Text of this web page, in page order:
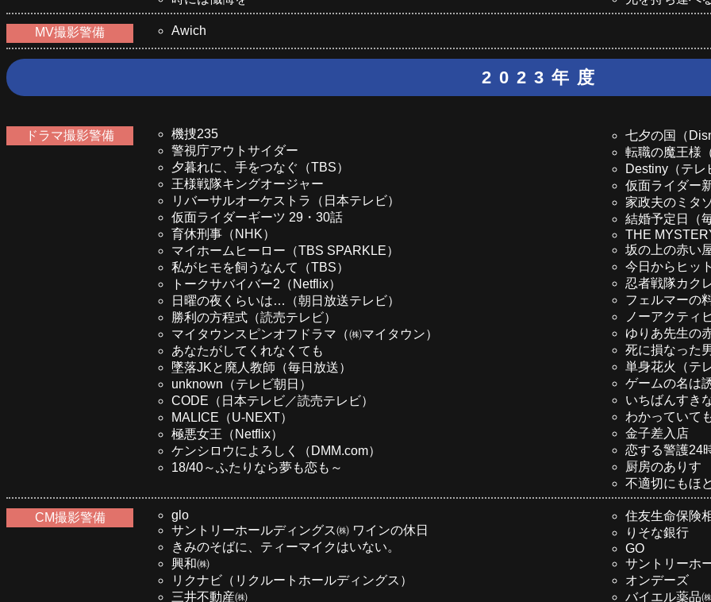
MV撮影警備 Awich
2023年度
ドラマ撮影警備
機捜235
警視庁アウトサイダー
夕暮れに、手をつなぐ（TBS）
王様戦隊キングオージャー
リバーサルオーケストラ（日本テレビ）
仮面ライダーギーツ 29・30話
育休刑事（NHK）
マイホームヒーロー（TBS SPARKLE）
私がヒモを飼うなんて（TBS）
トークサバイバー2（Netflix）
日曜の夜くらいは…（朝日放送テレビ）
勝利の方程式（読売テレビ）
マイタウンスピンオフドラマ（㈱マイタウン）
あなたがしてくれなくても
墜落JKと廃人教師（毎日放送）
unknown（テレビ朝日）
CODE（日本テレビ／読売テレビ）
MALICE（U-NEXT）
極悪女王（Netflix）
ケンシロウによろしく（DMM.com）
18/40～ふたりなら夢も恋も～
七夕の国（
転職の魔王様
Destiny（テレ
仮面ライダー
家政夫のミタ
結婚予定日（
THE
坂の上の赤い
今日からヒッ
忍者戦隊カク
フェルマーの
ノーアクティ
ゆりあ先生の
死に損なった
単身花火（テ
ゲームの名は
いちばんすき
わかっていて
金子差入店
恋する警護24
厨房のありす
不適切にもほ
CM撮影警備
glo
サントリーホールディングス㈱ ワインの休日
きみのそばに、ティーマイクはいない。
興和㈱
リクナビ（リクルートホールディングス）
三井不動産㈱
住友生命保険
りそな銀行
GO
サントリーホ
オンデーズ
バイエル薬品